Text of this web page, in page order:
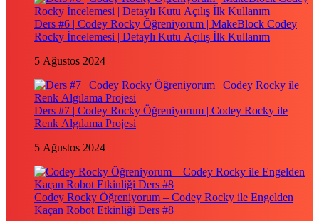
Ders #6 | Codey Rocky Öğreniyorum | MakeBlock Codey
Rocky İncelemesi | Detaylı Kutu Açılış İlk Kullanım
5 Ağustos 2024
Ders #7 | Codey Rocky Öğreniyorum | Codey Rocky ile
Renk Algılama Projesi
5 Ağustos 2024
Codey Rocky Öğreniyorum – Codey Rocky ile Engelden
Kaçan Robot Etkinliği Ders #8